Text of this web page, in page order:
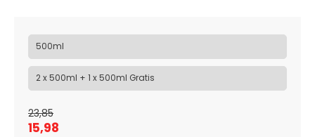
500ml
2 x 500ml + 1 x 500ml Gratis
23,85
15,98